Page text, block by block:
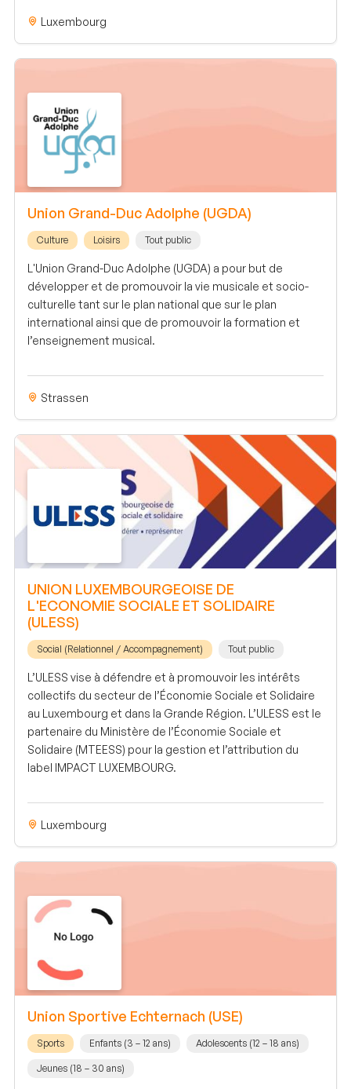
Luxembourg
Union Grand-Duc Adolphe (UGDA)
Culture Loisirs Tout public
L'Union Grand-Duc Adolphe (UGDA) a pour but de
développer et de promouvoir la vie musicale et socio-
culturelle tant sur le plan national que sur le plan
international ainsi que de promouvoir la formation et
l’enseignement musical.
Strassen
UNION LUXEMBOURGEOISE DE
L'ECONOMIE SOCIALE ET SOLIDAIRE
(ULESS)
Social (Relationnel / Accompagnement) Tout public
L’ULESS vise à défendre et à promouvoir les intérêts
collectifs du secteur de l’Économie Sociale et Solidaire
au Luxembourg et dans la Grande Région. L’ULESS est le
partenaire du Ministère de l’Économie Sociale et
Solidaire (MTEESS) pour la gestion et l’attribution du
label IMPACT LUXEMBOURG.
Luxembourg
Union Sportive Echternach (USE)
Sports Enfants (3 – 12 ans) Adolescents (12 – 18 ans)
Jeunes (18 – 30 ans)